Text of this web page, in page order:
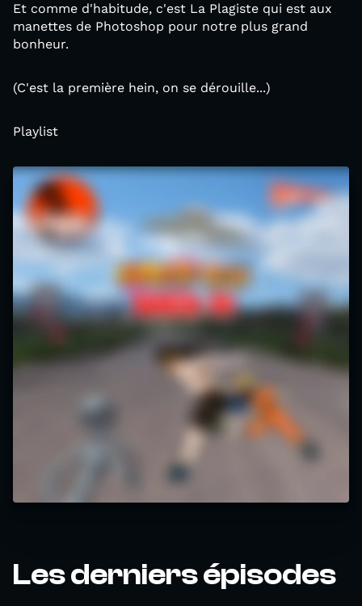
Et comme d'habitude, c'est La Plagiste qui est aux
manettes de Photoshop pour notre plus grand
bonheur.
(C'est la première hein, on se dérouille...)
Playlist
Les derniers épisodes